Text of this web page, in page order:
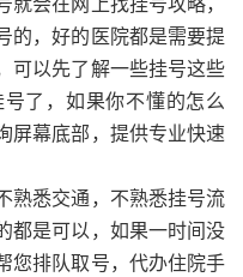
会在网上找挂号攻略，
的，好的医院都是需要提
可以先了解一些挂号这些
了，如果你不懂的怎么
屏幕底部，提供专业快速
熟悉交通，不熟悉挂号流
都是可以，如果一时间没
您排队取号，代办住院手